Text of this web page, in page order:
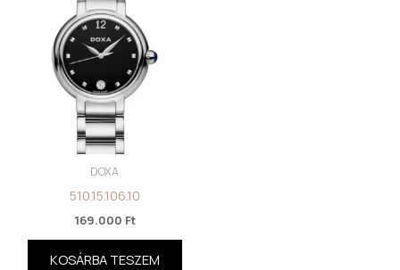
DOXA
510.15.106.10
169.000 Ft
KOSÁRBA TESZEM